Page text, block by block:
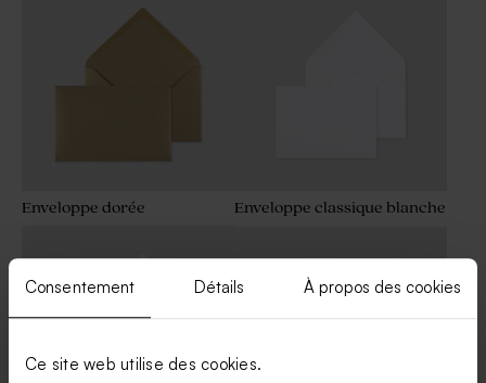
Consentement Détails À propos des cookies
Ce site web utilise des cookies.
Enveloppe dorée Enveloppe classique blanche